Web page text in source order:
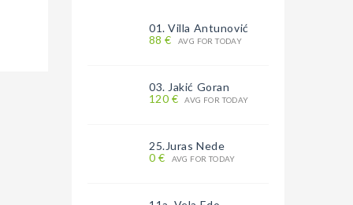
01. Villa Antunović
88 €
AVG FOR TODAY
03. Jakić Goran
120 €
AVG FOR TODAY
25.Juras Nede
0 €
AVG FOR TODAY